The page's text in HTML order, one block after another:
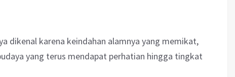
dikenal karena keindahan alamnya yang memikat,
yang terus mendapat perhatian hingga tingkat